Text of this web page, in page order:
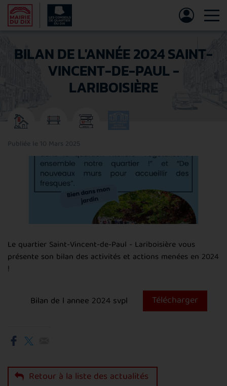
BILAN DE L'ANNÉE 2024 SAINT-
VINCENT-DE-PAUL -
LARIBOISIÈRE
Publiée le 10 Mars 2025
Le quartier Saint-Vincent-de-Paul - Lariboisière vous
présente son bilan des activités et actions menées en 2024
!
Bilan de l annee 2024 svpl Télécharger
Retour à la liste des actualités